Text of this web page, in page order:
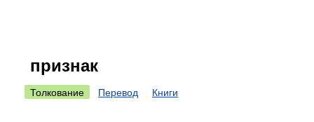
признак
Толкование Перевод Книги